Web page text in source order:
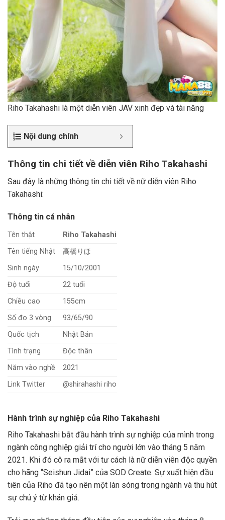
Riho Takahashi là một diễn viên JAV xinh đẹp và tài năng
Nội dung chính
Thông tin chi tiết về diễn viên Riho Takahashi
Sau đây là những thông tin chi tiết về nữ diễn viên Riho
Takahashi:
Thông tin cá nhân
Tên thật
Riho Takahashi
Tên tiếng Nhật
高橋りほ
Sinh ngày
15/10/2001
Độ tuổi
22 tuổi
Chiều cao
155cm
Số đo 3 vòng
93/65/90
Quốc tịch
Nhật Bản
Tình trạng
Độc thân
Năm vào nghề
2021
Link Twitter
@shirahashi riho
Hành trình sự nghiệp của Riho Takahashi
Riho Takahashi bắt đầu hành trình sự nghiệp của mình trong
ngành công nghiệp giải trí cho người lớn vào tháng 5 năm
2021. Khi đó cô ra mắt với tư cách là nữ diễn viên độc quyền
cho hãng “Seishun Jidai” của SOD Create. Sự xuất hiện đầu
tiên của Riho đã tạo nên một làn sóng trong ngành và thu hút
sự chú ý từ khán giả.